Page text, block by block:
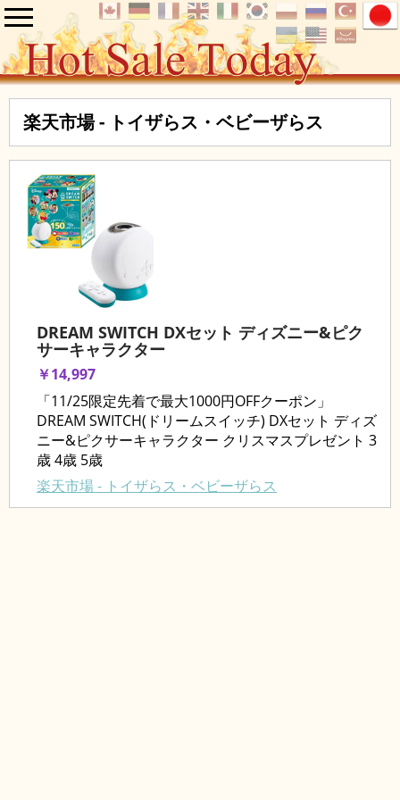
楽天市場 - トイザらス・ベビーザらス
DREAM SWITCH DXセット ディズニー&ピク
サーキャラクター
￥14,997
「11/25限定先着で最大1000円OFFクーポン」
DREAM SWITCH(ドリームスイッチ) DXセット ディズ
ニー&ピクサーキャラクター クリスマスプレゼント 3
歳 4歳 5歳
楽天市場 - トイザらス・ベビーザらス